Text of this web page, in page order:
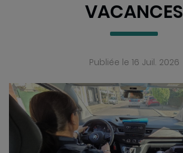
VACANCES
Publiée le 16 Juil. 2026